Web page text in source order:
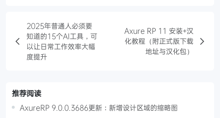
2025年普通人必须要
知道的15个AI工具，可
以让日常工作效率大幅
度提升
Axure RP 11 安装+汉
化教程（附正式版下载
地址与汉化包）
推荐阅读
AxureRP 9.0.0.3686更新：新增设计区域的缩略图